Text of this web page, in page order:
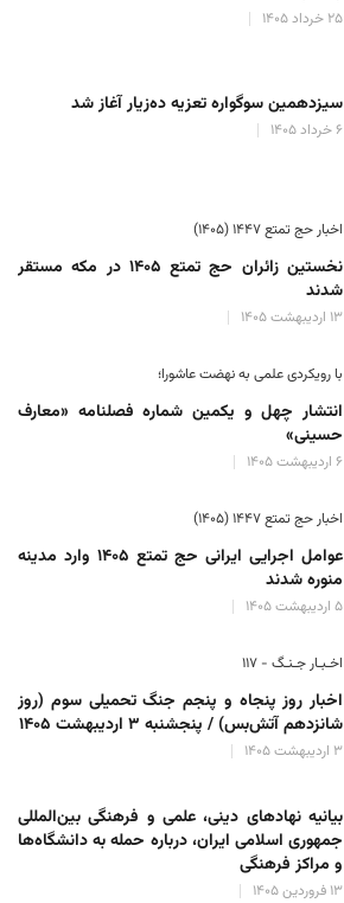
۲۵ خرداد ۱۴۰۵
سیزدهمین سوگواره تعزیه ده‌زیار آغاز شد
۶ خرداد ۱۴۰۵
اخبار حج تمتع ۱۴۴۷ (۱۴۰۵)
نخستین زائران حج تمتع ۱۴۰۵ در مکه مستقر
شدند
۱۳ اردیبهشت ۱۴۰۵
با رویکردی علمی به نهضت عاشورا؛
انتشار چهل و یکمین شماره فصلنامه «معارف
حسینی»
۶ اردیبهشت ۱۴۰۵
اخبار حج تمتع ۱۴۴۷ (۱۴۰۵)
عوامل اجرایی ایرانی حج تمتع ۱۴۰۵ وارد مدینه
منوره ‌شدند
۵ اردیبهشت ۱۴۰۵
اخـبـار جـنـگ - ۱۱۷
اخبار روز پنجاه و پنجم جنگ تحمیلی سوم (روز
شانزدهم آتش‌بس) / پنجشنبه ۳ اردیبهشت ۱۴۰۵
۳ اردیبهشت ۱۴۰۵
بیانیه نهادهای دینی، علمی و فرهنگی بین‌المللی
جمهوری اسلامی ایران، درباره حمله به دانشگاه‌ها
و مراکز فرهنگی
۱۳ فروردین ۱۴۰۵